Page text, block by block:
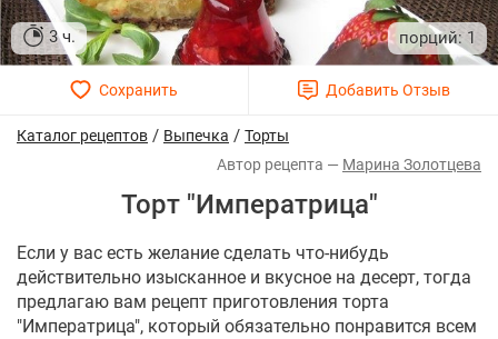
3 ч. 1
Каталог рецептов / Выпечка / Торты
Марина Золотцева
Торт "Императрица"
Если у вас есть желание сделать что-нибудь
действительно изысканное и вкусное на десерт, тогда
предлагаю вам рецепт приготовления торта
"Императрица", который обязательно понравится всем